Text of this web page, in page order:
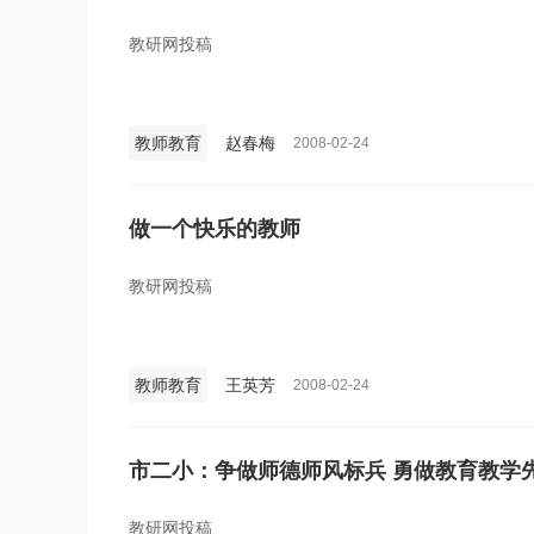
教研网投稿
教师教育 赵春梅 2008-02-24
做一个快乐的教师
教研网投稿
教师教育 王英芳 2008-02-24
市二小：争做师德师风标兵 勇做教育教学
教研网投稿